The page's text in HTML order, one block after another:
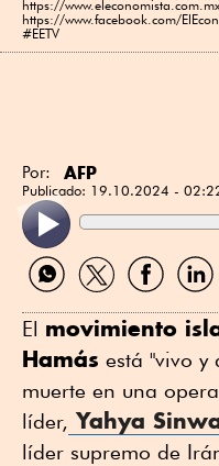
https://
https://www.facebook.com/
#EETV
Por: AFP
Publicado: 19.10.2024 -
Compartir
por
Compartir
por
Compartir
por
por
El movimiento
Hamás está "vivo y
muerte en una
líder, Yahya
líder supremo de